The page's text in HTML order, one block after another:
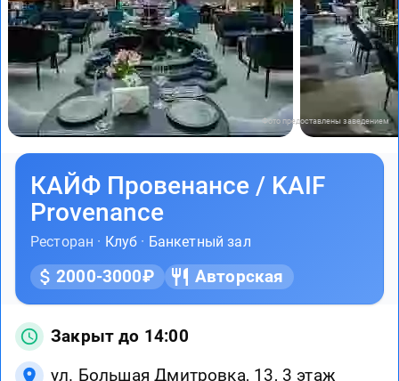
Фото предоставлены заведением
КАЙФ Провенансе / KAIF
Provenance
Ресторан · Клуб · Банкетный зал
2000-3000₽ Авторская
Закрыт до 14:00
ул. Большая Дмитровка, 13, 3 этаж